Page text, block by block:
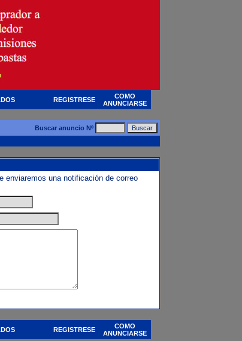
REGISTRESE
COMO
ANUNCIARSE
Buscar anuncio Nº
enviaremos una notificación de correo
REGISTRESE
COMO
ANUNCIARSE